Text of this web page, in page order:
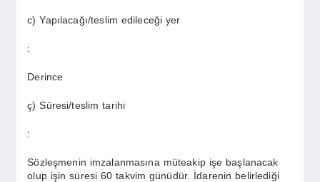
c) Yapılacağı/teslim edileceği yer
:
Derince
ç) Süresi/teslim tarihi
:
Sözleşmenin imzalanmasına müteakip işe başlanacak
olup işin süresi 60 takvim günüdür. İdarenin belirlediği